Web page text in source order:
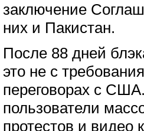
заключение
них и Пакистан.
После 88 дней
это не с
переговорах с
пользователи
протестов и видео